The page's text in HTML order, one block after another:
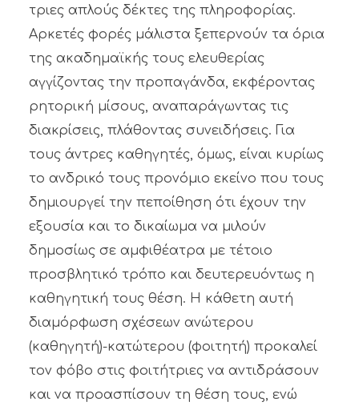
τριες απλούς δέκτες της πληροφορίας.
Αρκετές φορές μάλιστα ξεπερνούν τα όρια
της ακαδημαϊκής τους ελευθερίας
αγγίζοντας την προπαγάνδα, εκφέροντας
ρητορική μίσους, αναπαράγωντας τις
διακρίσεις, πλάθοντας συνειδήσεις. Για
τους άντρες καθηγητές, όμως, είναι κυρίως
το ανδρικό τους προνόμιο εκείνο που τους
δημιουργεί την πεποίθηση ότι έχουν την
εξουσία και το δικαίωμα να μιλούν
δημοσίως σε αμφιθέατρα με τέτοιο
προσβλητικό τρόπο και δευτερευόντως η
καθηγητική τους θέση. Η κάθετη αυτή
διαμόρφωση σχέσεων ανώτερου
(καθηγητή)-κατώτερου (φοιτητή) προκαλεί
τον φόβο στις φοιτήτριες να αντιδράσουν
και να προασπίσουν τη θέση τους, ενώ